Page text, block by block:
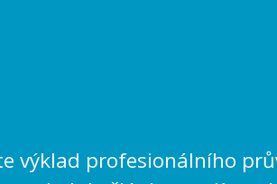
výklad profesionálního